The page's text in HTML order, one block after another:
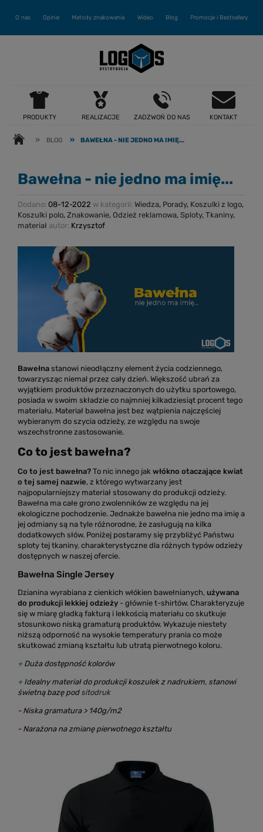
O nas Opinie Metody znakowania Wideo Blog Promocje i Bestsellery
PRODUKTY REALIZACJE ZADZWOŃ DO NAS KONTAKT
» BLOG » BAWEŁNA - NIE JEDNO MA IMIĘ...
Bawełna - nie jedno ma imię...
Dodano: 08-12-2022 w kategorii: Wiedza, Porady, Koszulki z logo,
Koszulki polo, Znakowanie, Odzież reklamowa, Sploty, Tkaniny,
materiał autor: Krzysztof
Bawełna stanowi nieodłączny element życia codziennego,
towarzysząc niemal przez cały dzień. Większość ubrań za
wyjątkiem produktów przeznaczonych do użytku sportowego,
posiada w swoim składzie co najmniej kilkadziesiąt procent tego
materiału. Materiał bawełna jest bez wątpienia najczęściej
wybieranym do szycia odzieży, ze względu na swoje
wszechstronne zastosowanie.
Co to jest bawełna?
Co to jest bawełna? To nic innego jak włókno otaczające kwiat
o tej samej nazwie, z którego wytwarzany jest
najpopularniejszy materiał stosowany do produkcji odzieży.
Bawełna ma całe grono zwolenników ze względu na jej
ekologiczne pochodzenie. Jednakże bawełna nie jedno ma imię a
jej odmiany są na tyle różnorodne, że zasługują na kilka
dodatkowych słów. Poniżej postaramy się przybliżyć Państwu
sploty tej tkaniny, charakterystyczne dla różnych typów odzieży
dostępnych w naszej ofercie.
Bawełna Single Jersey
Dzianina wyrabiana z cienkich włókien bawełnianych, używana
do produkcji lekkiej odzieży - głównie t-shirtów. Charakteryzuje
się w miarę gładką fakturą i lekkością materiału co skutkuje
stosunkowo niską gramaturą produktów. Wykazuje niestety
niższą odporność na wysokie temperatury prania co może
skutkować zmianą kształtu lub utratą pierwotnego koloru.
+Duża dostępność kolorów
+ Idealny materiał do produkcji koszulek z nadrukiem, stanowi
świetną bazę pod sitodruk
-Niska gramatura > 140g/m2
-Narażona na zmianę pierwotnego kształtu